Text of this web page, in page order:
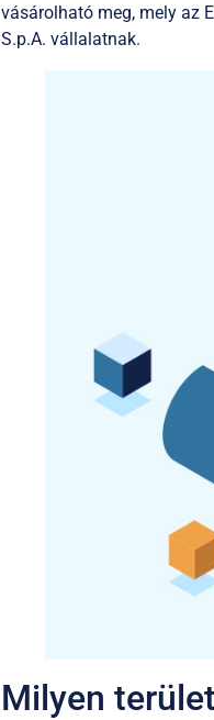
vásárolható meg, mely az
S.p.A. vállalatnak.
Milyen